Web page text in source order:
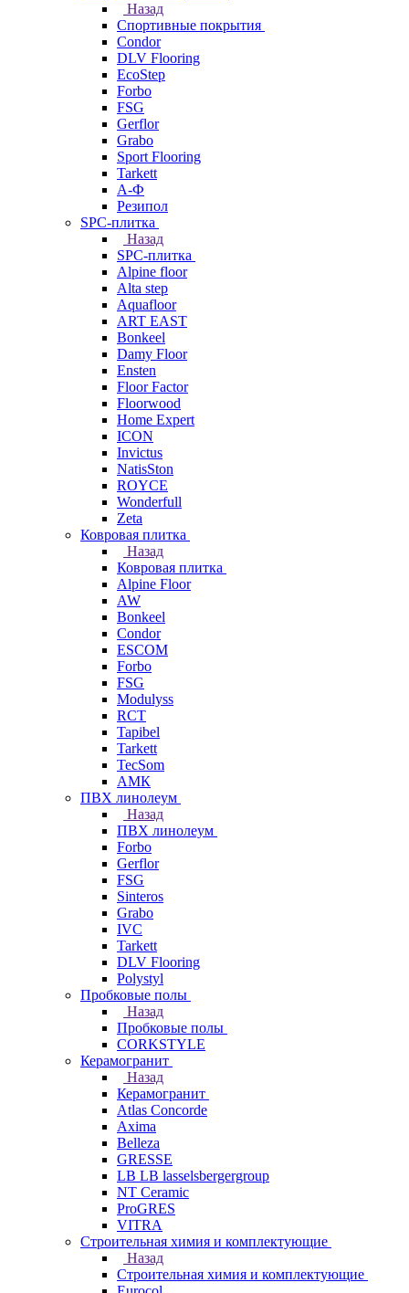
Назад
Спортивные покрытия
Condor
DLV Flooring
EcoStep
Forbo
FSG
Gerflor
Grabo
Sport Flooring
Tarkett
А-Ф
Резипол
SPC-плитка
Назад
SPC-плитка
Alpine floor
Alta step
Aquafloor
ART EAST
Bonkeel
Damy Floor
Ensten
Floor Factor
Floorwood
Home Expert
ICON
Invictus
NatisSton
ROYCE
Wonderfull
Zeta
Ковровая плитка
Назад
Ковровая плитка
Alpine Floor
AW
Bonkeel
Condor
ESCOM
Forbo
FSG
Modulyss
RCT
Tapibel
Tarkett
TecSom
АМК
ПВХ линолеум
Назад
ПВХ линолеум
Forbo
Gerflor
FSG
Sinteros
Grabo
IVC
Tarkett
DLV Flooring
Polystyl
Пробковые полы
Назад
Пробковые полы
CORKSTYLE
Керамогранит
Назад
Керамогранит
Atlas Concorde
Axima
Belleza
GRESSE
LB LB lasselsbergergroup
NT Ceramic
ProGRES
VITRA
Строительная химия и комплектующие
Назад
Строительная химия и комплектующие